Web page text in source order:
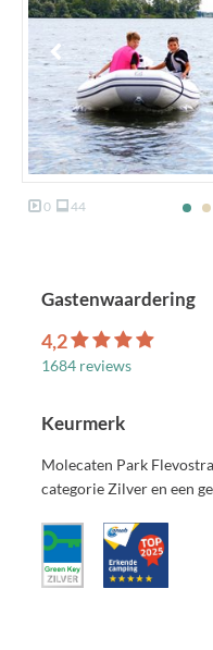
0 44
Gastenwaardering
4,2
1684 reviews
Keurmerk
Molecaten Park
categorie Zilver en een